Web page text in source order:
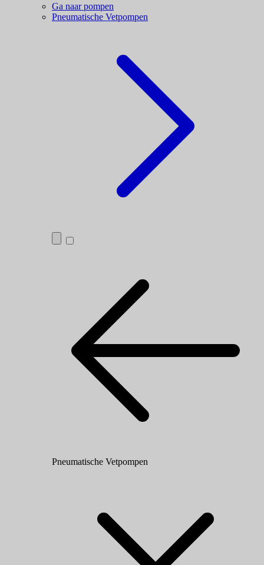
Ga naar pompen
Pneumatische Vetpompen
Pneumatische Vetpompen